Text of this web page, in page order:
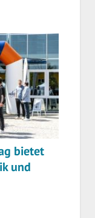
bietet
und